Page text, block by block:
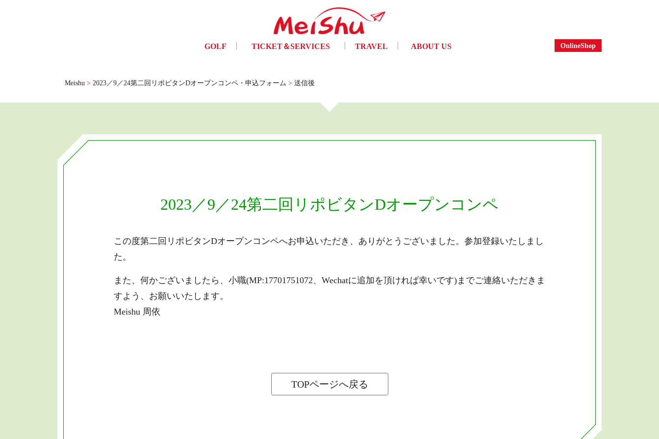
GOLF TICKET＆SERVICES TRAVEL ABOUT US OnlineShop
Meishu > 2023／9／24第二回リポビタンDオープンコンペ・申込フォーム > 送信後
2023／9／24第二回リポビタンDオープンコンペ
この度第二回リポビタンDオープンコンペへお申込いただき、ありがとうございました。参加登録いたしまし
た。
また、何かございましたら、小職(MP:17701751072、Wechatに追加を頂ければ幸いです)までご連絡いただきま
すよう、お願いいたします。
Meishu 周依
TOPページへ戻る